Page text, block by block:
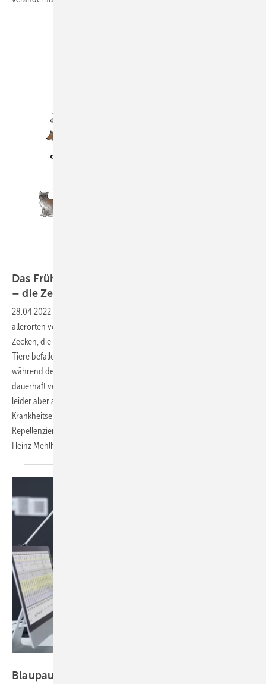
Das Frühjahr und die Sommertage nähern sich
– die Zecken
28.04.2022
allerorten verstärkt Aktivitäten in der Tierwelt – so auch bei den
Zecken, die auf Pflanzen lauern, vorbeistreifende Menschen und
Tiere befallen und sich dann von deren Blut ernähren. Damit das Blut
während des Saugens nicht gerinnt und ihre Mundwerkzeuge
dauerhaft verstopft, injizieren sie Speichel, der das Blut flüssig hält –
leider aber auch – je nach Land – eventuell lebensbedrohliche
Krankheitserreger. Daher ist es wichtig, sich durch Aufsprühen von
Repellenzien zu schützen, was meist aber nur wenige Stunden anhält.
Heinz Mehlhorn
Blaupause für Arbeitsmedizin im Demografie-,